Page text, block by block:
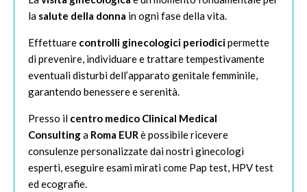
la salute della donna in ogni fase della vita.
Effettuare controlli ginecologici periodicipermette
di prevenire, individuare e trattare tempestivamente
eventuali disturbi dell’apparato genitale femminile,
garantendo benessere e serenità.
Presso il centro medico Clinical Medical
Consultinga Roma EURè possibile ricevere
consulenze personalizzate dai nostri ginecologi
esperti, eseguire esami mirati come Pap test, HPV test
ed ecografie.